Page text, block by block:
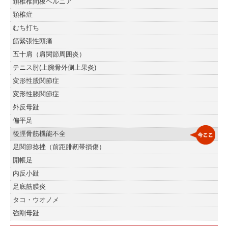
頚椎症
むち打ち
筋緊張性頭痛
五十肩（肩関節周囲炎）
テニス肘(上腕骨外側上果炎)
変形性股関節症
変形性膝関節症
外反母趾
偏平足
後脛骨筋機能不全
足関節捻挫（前距腓靭帯損傷）
開帳足
内反小趾
足底筋膜炎
タコ・ウオノメ
強剛母趾